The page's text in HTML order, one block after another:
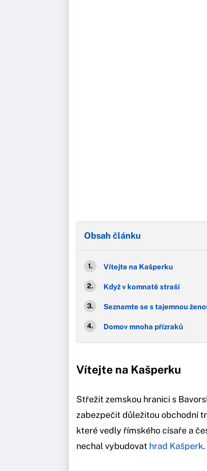
Obsah článku
Vítejte na Kašperku
Když v komnatě straší
Seznamte se s tajemnou
Domov mnoha přízraků
Vítejte na Kašperku
Střežit zemskou hranici s
zabezpečit důležitou obchodní
které vedly římského císaře a
nechal vybudovat hrad Kašperk.